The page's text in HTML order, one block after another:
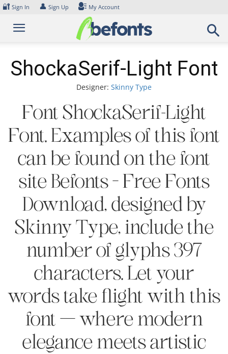
Skip
content
🔐 Sign In 👤 Sign Up My Account
ShockaSerif-Light Font
Designer: Skinny Type
Font ShockaSerif-Light
Font. Examples of this font
can be found on the font
site Befonts – Free Fonts
Download, designed by
Skinny Type, include the
number of glyphs 397
characters. Let your
words take flight with this
font — where modern
elegance meets artistic